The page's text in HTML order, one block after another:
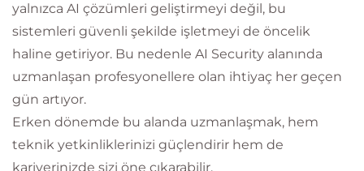
yalnızca AI çözümleri geliştirmeyi değil, bu
sistemleri güvenli şekilde işletmeyi de öncelik
haline getiriyor. Bu nedenle AI Security alanında
uzmanlaşan profesyonellere olan ihtiyaç her geçen
gün artıyor.
Erken dönemde bu alanda uzmanlaşmak, hem
teknik yetkinliklerinizi güçlendirir hem de
kariyerinizde sizi öne çıkarabilir.